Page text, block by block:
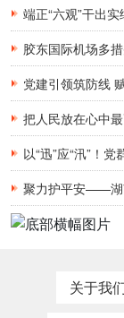
端正“六观”干出
以“迅”应“汛”！
聚力护平安——湖
关于我